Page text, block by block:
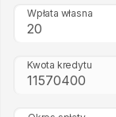
Wpłata własna
Kwota kredytu